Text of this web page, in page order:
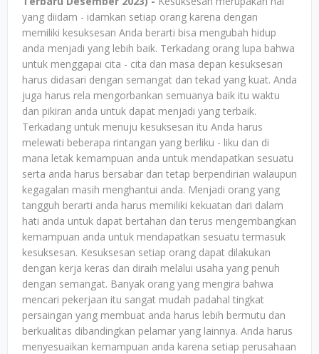
yang diidam - idamkan setiap orang karena dengan
memiliki kesuksesan Anda berarti bisa mengubah hidup
anda menjadi yang lebih baik. Terkadang orang lupa bahwa
untuk menggapai cita - cita dan masa depan kesuksesan
harus didasari dengan semangat dan tekad yang kuat. Anda
juga harus rela mengorbankan semuanya baik itu waktu
dan pikiran anda untuk dapat menjadi yang terbaik.
Terkadang untuk menuju kesuksesan itu Anda harus
melewati beberapa rintangan yang berliku - liku dan di
mana letak kemampuan anda untuk mendapatkan sesuatu
serta anda harus bersabar dan tetap berpendirian walaupun
kegagalan masih menghantui anda. Menjadi orang yang
tangguh berarti anda harus memiliki kekuatan dari dalam
hati anda untuk dapat bertahan dan terus mengembangkan
kemampuan anda untuk mendapatkan sesuatu termasuk
kesuksesan. Kesuksesan setiap orang dapat dilakukan
dengan kerja keras dan diraih melalui usaha yang penuh
dengan semangat. Banyak orang yang mengira bahwa
mencari pekerjaan itu sangat mudah padahal tingkat
persaingan yang membuat anda harus lebih bermutu dan
berkualitas dibandingkan pelamar yang lainnya. Anda harus
menyesuaikan kemampuan anda karena setiap perusahaan